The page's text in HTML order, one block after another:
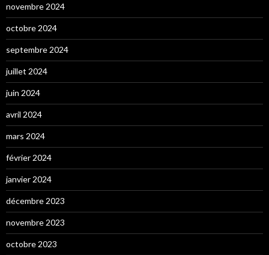
novembre 2024
octobre 2024
septembre 2024
juillet 2024
juin 2024
avril 2024
mars 2024
février 2024
janvier 2024
décembre 2023
novembre 2023
octobre 2023